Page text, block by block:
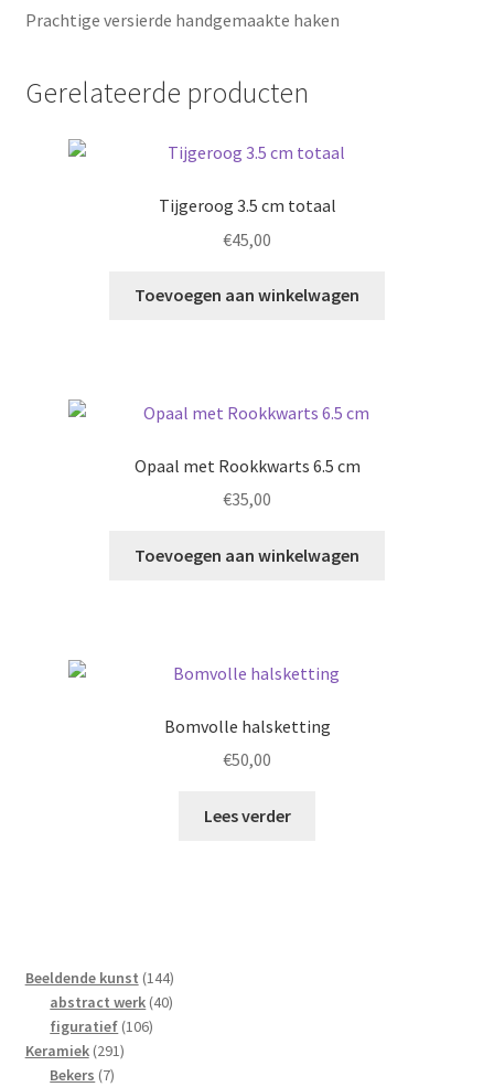
Prachtige versierde handgemaakte haken
Gerelateerde producten
Tijgeroog 3.5 cm totaal
€45,00
Toevoegen aan winkelwagen
Opaal met Rookkwarts 6.5 cm
€35,00
Toevoegen aan winkelwagen
Bomvolle halsketting
€50,00
Lees verder
Beeldende kunst 144144
producten
abstract werk 4040
figuratief 106106
Keramiek 291291
Bekers 77